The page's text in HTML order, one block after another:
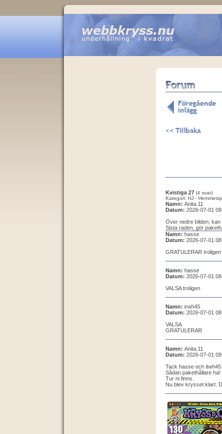
Kvistiga 27 (4 svar)
Kategori: HJ -
Namn: Anita.11
Datum: 2026-07-01
Över nedre bilden, kan
Sista raden, gör
Namn: hasse
Datum: 2026-07-01
GRATULERAR troligen
Namn: hasse
Datum: 2026-07-01
VALSA troligen
Namn: irwh45
Datum: 2026-07-01
VALSA
GRATULERAR
Namn: Anita.11
Datum: 2026-07-01
Tack hasse och itwh45.
Sådan pakethållare
Tur ni finns.
Nu blev krysset klart.